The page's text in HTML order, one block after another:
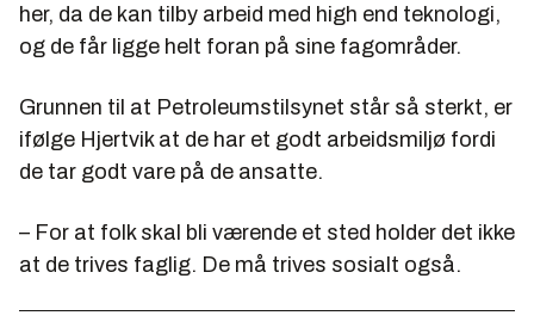
her, da de kan tilby arbeid med high end teknologi,
og de får ligge helt foran på sine fagområder.
Grunnen til at Petroleumstilsynet står så sterkt, er
ifølge Hjertvik at de har et godt arbeidsmiljø fordi
de tar godt vare på de ansatte.
– For at folk skal bli værende et sted holder det ikke
at de trives faglig. De må trives sosialt også.